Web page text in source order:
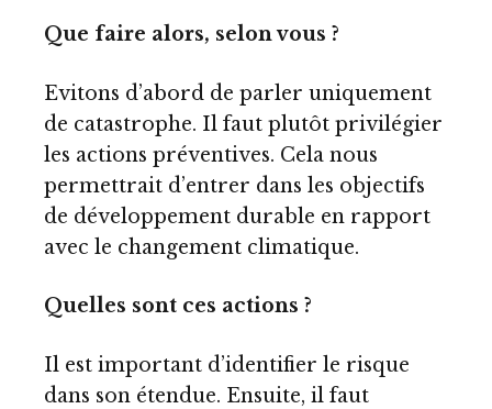
Que faire alors, selon vous ?
Evitons d’abord de parler uniquement
de catastrophe. Il faut plutôt privilégier
les actions préventives. Cela nous
permettrait d’entrer dans les objectifs
de développement durable en rapport
avec le changement climatique.
Quelles sont ces actions ?
Il est important d’identifier le risque
dans son étendue. Ensuite, il faut